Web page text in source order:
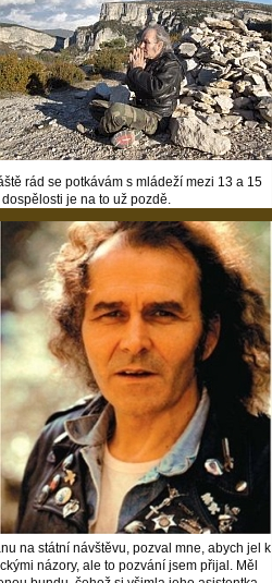
rád se potkávám s mládeží mezi 13 a 15
je na to už pozdě.
na státní návštěvu, pozval mne, abych jel k
názory, ale to pozvání jsem přijal. Měl